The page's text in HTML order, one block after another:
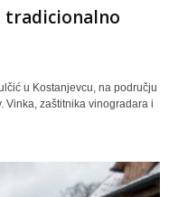
tradicionalno
u Kostanjevcu, na području
Vinka, zaštitnika vinogradara i